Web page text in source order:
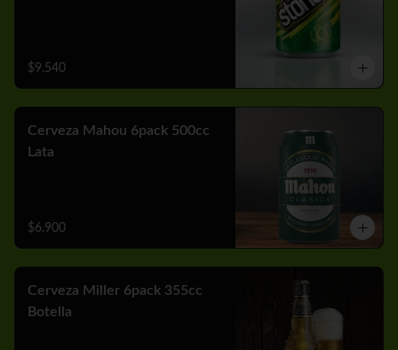
$9.540
Cerveza Mahou 6pack 500cc
Lata
$6.900
Cerveza Miller 6pack 355cc
Botella